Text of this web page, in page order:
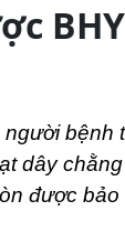
bệnh
dây
được bảo